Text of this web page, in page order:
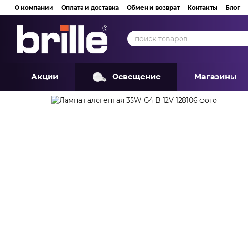
Перейти к основному контенту
О компании Оплата и доставка Обмен и возврат Контакты Блог
Акции Освещение Магазины